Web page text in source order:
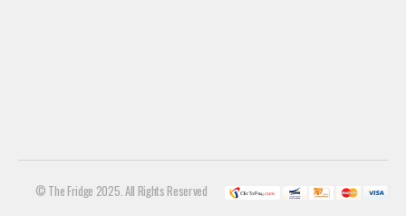
© The Fridge 2025. All Rights Reserved